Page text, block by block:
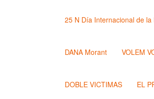
25 N Día Internacional de
DANA Morant VOLEM
DOBLE VICTIMAS EL